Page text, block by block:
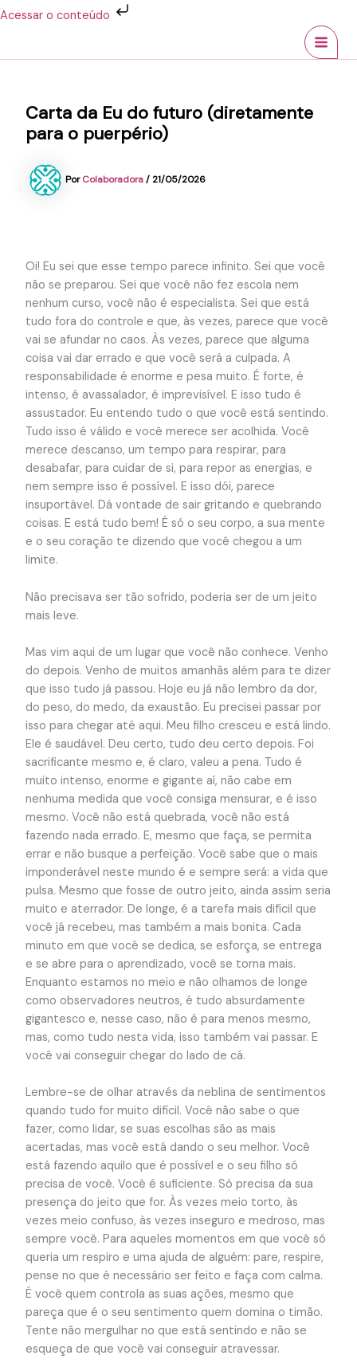
Acessar o conteúdo
Ir
conteúdo
Carta da Eu do futuro (diretamente
para o puerpério)
PorColaboradora/21/05/2026
Oi! Eu sei que esse tempo parece infinito. Sei que você
não se preparou. Sei que você não fez escola nem
nenhum curso, você não é especialista. Sei que está
tudo fora do controle e que, às vezes, parece que você
vai se afundar no caos. Às vezes, parece que alguma
coisa vai dar errado e que você será a culpada. A
responsabilidade é enorme e pesa muito. É forte, é
intenso, é avassalador, é imprevisível. E isso tudo é
assustador. Eu entendo tudo o que você está sentindo.
Tudo isso é válido e você merece ser acolhida. Você
merece descanso, um tempo para respirar, para
desabafar, para cuidar de si, para repor as energias, e
nem sempre isso é possível. E isso dói, parece
insuportável. Dá vontade de sair gritando e quebrando
coisas. E está tudo bem! É só o seu corpo, a sua mente
e o seu coração te dizendo que você chegou a um
limite.
Não precisava ser tão sofrido, poderia ser de um jeito
mais leve.
Mas vim aqui de um lugar que você não conhece. Venho
do depois. Venho de muitos amanhãs além para te dizer
que isso tudo já passou. Hoje eu já não lembro da dor,
do peso, do medo, da exaustão. Eu precisei passar por
isso para chegar até aqui. Meu filho cresceu e está lindo.
Ele é saudável. Deu certo, tudo deu certo depois. Foi
sacrificante mesmo e, é claro, valeu a pena. Tudo é
muito intenso, enorme e gigante aí, não cabe em
nenhuma medida que você consiga mensurar, e é isso
mesmo. Você não está quebrada, você não está
fazendo nada errado. E, mesmo que faça, se permita
errar e não busque a perfeição. Você sabe que o mais
imponderável neste mundo é e sempre será: a vida que
pulsa. Mesmo que fosse de outro jeito, ainda assim seria
muito e aterrador. De longe, é a tarefa mais difícil que
você já recebeu, mas também a mais bonita. Cada
minuto em que você se dedica, se esforça, se entrega
e se abre para o aprendizado, você se torna mais.
Enquanto estamos no meio e não olhamos de longe
como observadores neutros, é tudo absurdamente
gigantesco e, nesse caso, não é para menos mesmo,
mas, como tudo nesta vida, isso também vai passar. E
você vai conseguir chegar do lado de cá.
Lembre-se de olhar através da neblina de sentimentos
quando tudo for muito difícil. Você não sabe o que
fazer, como lidar, se suas escolhas são as mais
acertadas, mas você está dando o seu melhor. Você
está fazendo aquilo que é possível e o seu filho só
precisa de você. Você é suficiente. Só precisa da sua
presença do jeito que for. Às vezes meio torto, às
vezes meio confuso, às vezes inseguro e medroso, mas
sempre você. Para aqueles momentos em que você só
queria um respiro e uma ajuda de alguém: pare, respire,
pense no que é necessário ser feito e faça com calma.
É você quem controla as suas ações, mesmo que
pareça que é o seu sentimento quem domina o timão.
Tente não mergulhar no que está sentindo e não se
esqueça de que você vai conseguir atravessar.